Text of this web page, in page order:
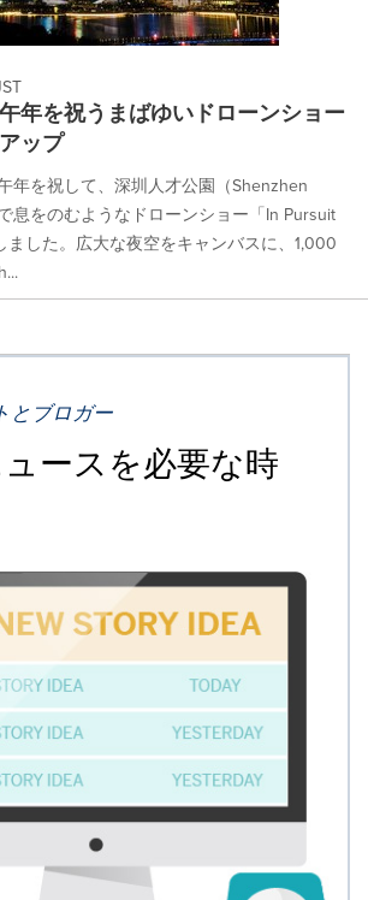
年を祝うまばゆいドローンショー
ップ
年を祝して、深圳人才公園（Shenzhen
息をのむようなドローンショー「In Pursuit
ました。広大な夜空をキャンバスに、1,000
とブロガー
ースを必要な時